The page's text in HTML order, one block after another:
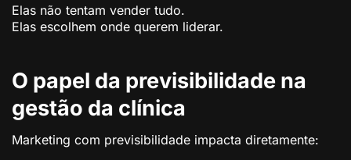
Elas não tentam vender tudo.
Elas escolhem onde querem liderar.
O papel da previsibilidade na
gestão da clínica
Marketing com previsibilidade impacta diretamente: